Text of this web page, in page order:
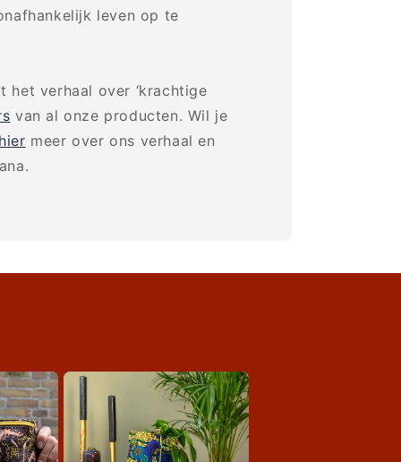
leven op te
het verhaal over ‘krachtige
van al onze producten. Wil je
hier meer over ons verhaal en